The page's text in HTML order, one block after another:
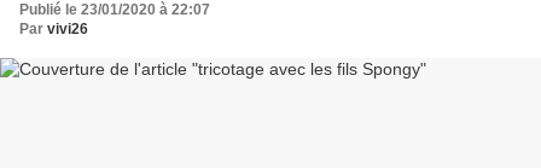
Publié le 23/01/2020 à 22:07
Par vivi26